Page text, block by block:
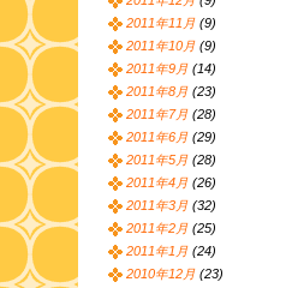
2011年11月 (9)
2011年10月 (9)
2011年9月 (14)
2011年8月 (23)
2011年7月 (28)
2011年6月 (29)
2011年5月 (28)
2011年4月 (26)
2011年3月 (32)
2011年2月 (25)
2011年1月 (24)
2010年12月 (23)